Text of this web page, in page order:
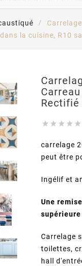
la cuisine, R10
Rectifié
    
carrelage
peut être
Ingélif et
Une
supérieure
Carrelage
toilettes,
hall